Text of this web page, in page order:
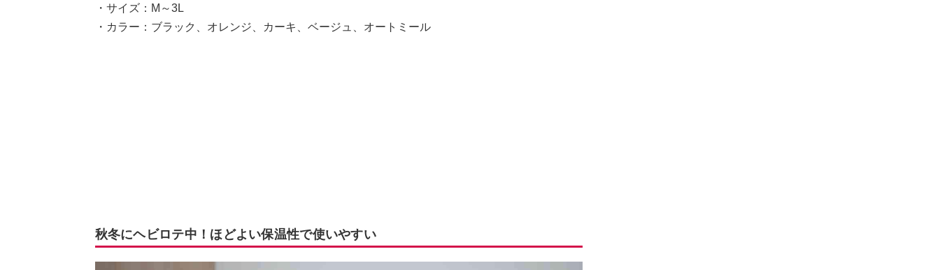
・サイズ：M～3L
・カラー：ブラック、オレンジ、カーキ、ベージュ、オートミール
秋冬にヘビロテ中！ほどよい保温性で使いやすい